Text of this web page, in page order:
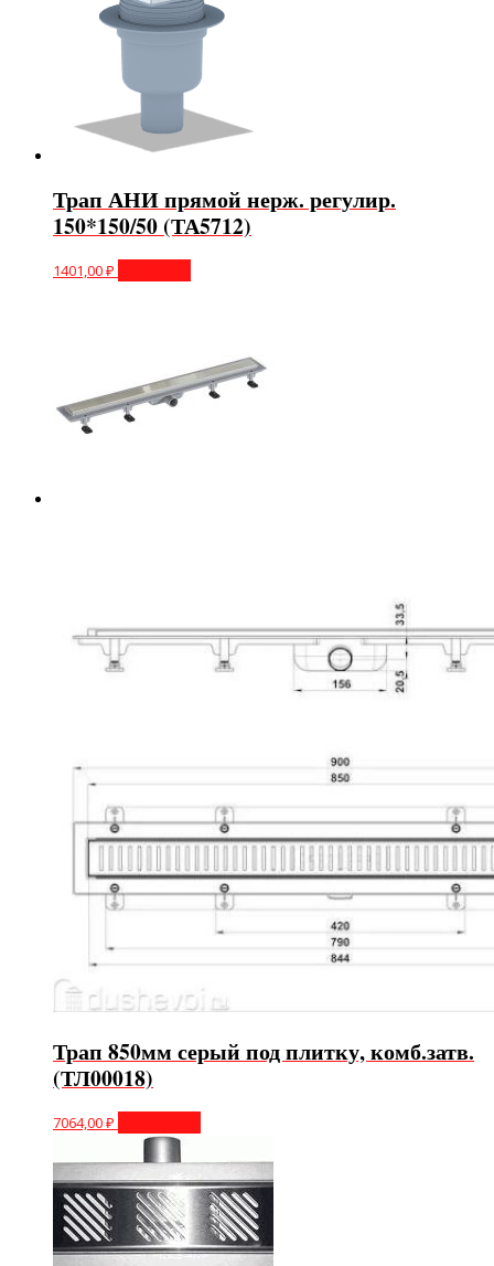
Трап АНИ прямой нерж. регулир.
150*150/50 (ТА5712)
1401,00₽
Трап 850мм серый под плитку, комб.затв.
(ТЛ00018)
7064,00₽